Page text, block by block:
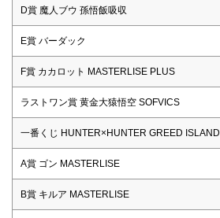
D賞 魔人ブウ 孫悟飯吸収
E賞 バーダック
F賞 カカロット MASTERLISE PLUS
ラストワン賞 黄金大猿悟空 SOFVICS
一番くじ HUNTER×HUNTER GREED ISLAND
A賞 ゴン MASTERLISE
B賞 キルア MASTERLISE